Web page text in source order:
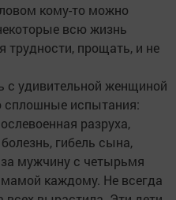
кому-то можно
всю жизнь
трудности, прощать, и не
с удивительной женщиной
сплошные испытания:
разруха,
гибель сына,
мужчину с четырьмя
каждому. Не всегда